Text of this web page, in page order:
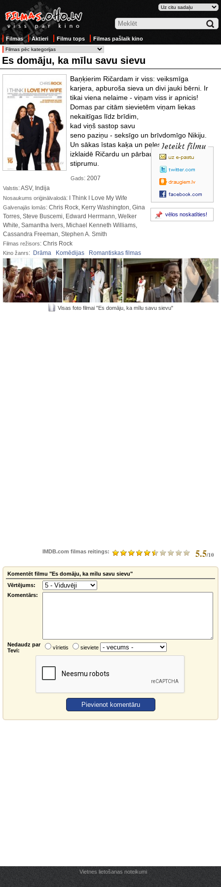
Filmas Aktieri Filmu tops Filmas pašlaik kino
Es domāju, ka mīlu savu sievu
Baņķierim Ričardam ir viss: veiksmīga
karjera, apburoša sieva un divi jauki bērni. Ir
tikai viena nelaime - viņam viss ir apnicis!
Domas par citām sievietēm viņam liekas
nekaitīgas līdz brīdim,
kad viņš sastop savu
seno paziņu - seksīgo un brīvdomīgo Nikiju.
Un sākas īstas kaķa un peles medības, kas
izklaidē Ričardu un pārbauda viņa laulības
stiprumu.
Ieteikt filmu
vēlos noskatīties!
Gads: 2007
Valstis: ASV, Indija
Nosaukums oriģinālvalodā: I Think I Love My Wife
Galvenajās lomās: Chris Rock, Kerry Washington, Gina
Torres, Steve Buscemi, Edward Herrmann, Welker
White, Samantha Ivers, Michael Kenneth Williams,
Cassandra Freeman, Stephen A. Smith
Filmas režisors: Chris Rock
Kino žanrs: Drāma Komēdijas Romantiskas filmas
Visas foto filmai "Es domāju, ka mīlu savu sievu"
IMDB.com filmas reitings: 5.5/10
Komentēt filmu "Es domāju, ka mīlu savu sievu"
Vērtējums:
Komentārs:
Nedaudz par
Tevi:
vīrietis sieviete
Vietnes lietošanas noteikumi